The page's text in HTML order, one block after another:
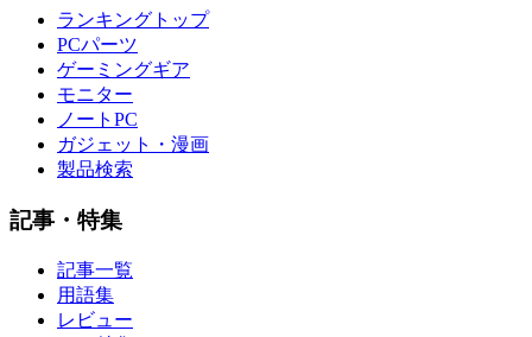
ランキングトップ
PCパーツ
ゲーミングギア
モニター
ノートPC
ガジェット・漫画
製品検索
記事・特集
記事一覧
用語集
レビュー